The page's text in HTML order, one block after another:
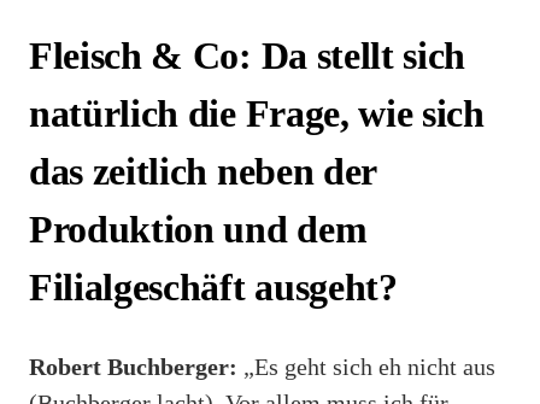
Fleisch & Co: Da stellt sich
natürlich die Frage, wie sich
das zeitlich neben der
Produktion und dem
Filialgeschäft ausgeht?
Robert Buchberger: „Es geht sich eh nicht aus